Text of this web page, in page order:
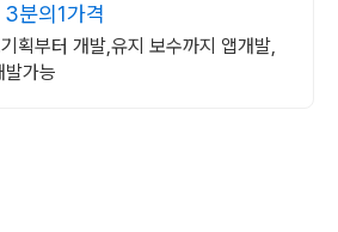
분의1가격
획부터 개발,유지 보수까지 앱개발,
발가능